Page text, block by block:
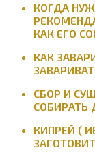
КОГДА
КАК ЕГО
КАК
СБОР И
СОБИРАТЬ
КИПРЕЙ (